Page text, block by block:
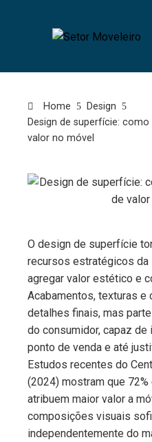
Home
Design
Design de superfície:
valor no móvel
O design de superfície
recursos estratégicos da
agregar valor estético e
Acabamentos, texturas e
detalhes finais, mas
do consumidor, capaz
ponto de venda e até
Estudos recentes do
(2024) mostram que
atribuem maior valor a
composições visuais
independentemente do